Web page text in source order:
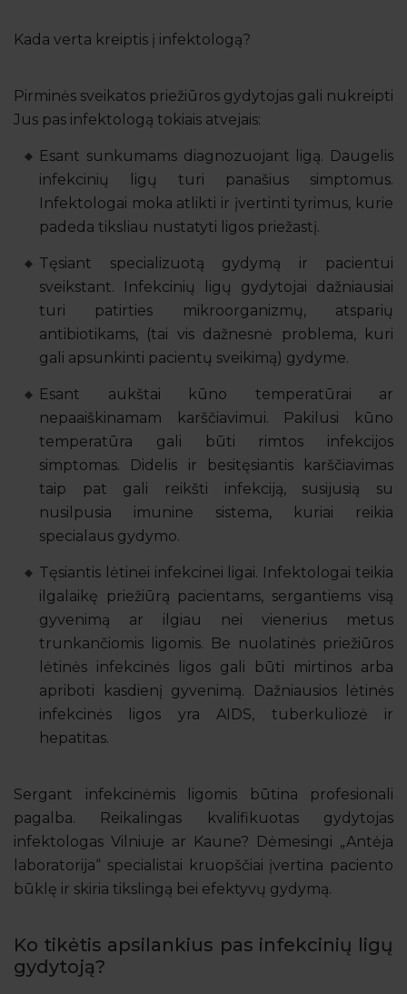
Kada verta kreiptis į infektologą?
Pirminės sveikatos priežiūros gydytojas gali nukreipti
Jus pas infektologą tokiais atvejais:
Esant sunkumams diagnozuojant ligą. Daugelis
infekcinių ligų turi panašius simptomus.
Infektologai moka atlikti ir įvertinti tyrimus, kurie
padeda tiksliau nustatyti ligos priežastį.
Tęsiant specializuotą gydymą ir pacientui
sveikstant. Infekcinių ligų gydytojai dažniausiai
turi patirties mikroorganizmų, atsparių
antibiotikams, (tai vis dažnesnė problema, kuri
gali apsunkinti pacientų sveikimą) gydyme.
Esant aukštai kūno temperatūrai ar
nepaaiškinamam karščiavimui. Pakilusi kūno
temperatūra gali būti rimtos infekcijos
simptomas. Didelis ir besitęsiantis karščiavimas
taip pat gali reikšti infekciją, susijusią su
nusilpusia imunine sistema, kuriai reikia
specialaus gydymo.
Tęsiantis lėtinei infekcinei ligai. Infektologai teikia
ilgalaikę priežiūrą pacientams, sergantiems visą
gyvenimą ar ilgiau nei vienerius metus
trunkančiomis ligomis. Be nuolatinės priežiūros
lėtinės infekcinės ligos gali būti mirtinos arba
apriboti kasdienį gyvenimą. Dažniausios lėtinės
infekcinės ligos yra AIDS, tuberkuliozė ir
hepatitas.
Sergant infekcinėmis ligomis būtina profesionali
pagalba. Reikalingas kvalifikuotas gydytojas
infektologas Vilniuje ar Kaune? Dėmesingi „Antėja
laboratorija“ specialistai kruopščiai įvertina paciento
būklę ir skiria tikslingą bei efektyvų gydymą.
Ko tikėtis apsilankius pas infekcinių ligų
gydytoją?